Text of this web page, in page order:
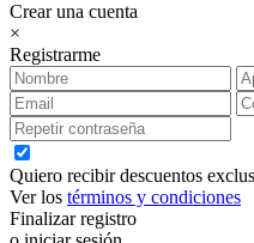
Crear una cuenta
×
Registrarme
Quiero recibir descuentos
Ver los términos y condiciones
Finalizar registro